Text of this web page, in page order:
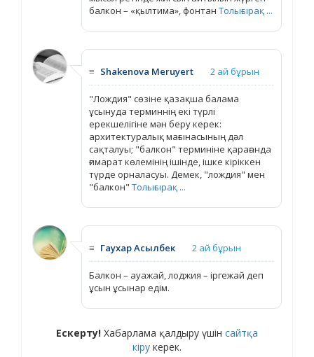
балкон – «қылтима», фонтан Толығырақ ...
≡ Shakenova Meruyert 2 ай бұрын
"Лождия" сөзіне қазақша балама
ұсынуда терминнің екі түрлі
ерекшелігіне мән беру керек:
архитектуралық мағынасының дәл
сақталуы; "балкон" терминіне қарағанда
ғимарат көлемінің ішінде, ішке кіріккен
түрде орналасуы. Демек, "лождия" мен
"балкон" Толығырақ ...
≡ Гаухар Асылбек 2 ай бұрын
Балкон – ауажай, лоджия – іргежай деп
ұсын ұсынар едім.
Ескерту! Хабарлама қалдыру үшін сайтқа
кіру керек.